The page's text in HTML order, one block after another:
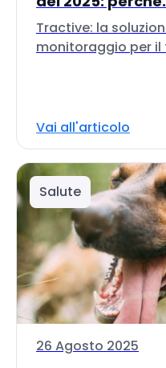
Tractive: la
monitoraggio per il
Vai all'articolo
Salute
26 Agosto 2025